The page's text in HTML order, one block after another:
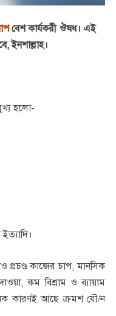
বেশ কার্যকরী ঔষধ। এই
ইনশাল্লাহ।
হলো-
প্রচণ্ড কাজের চাপ, মানসিক
কম বিশ্রাম ও ব্যায়াম
কারণই আছে ক্রমশ যৌ/ন